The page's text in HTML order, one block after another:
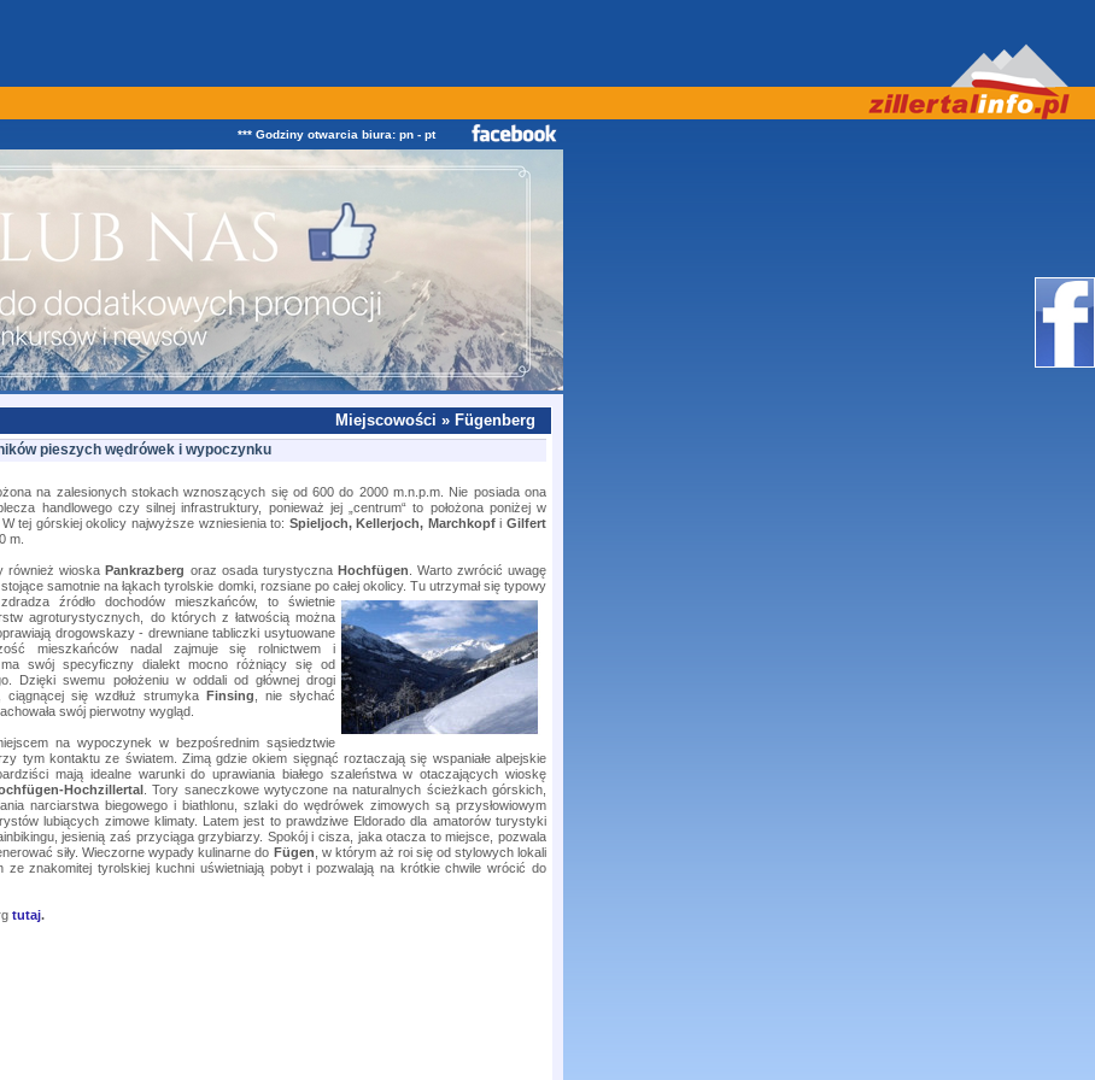
*** Godziny otwarcia biura: pn - pt w godz. od 08:00 do 16:00 ZAPRASZAMY! ***
Miejscowości » Fügenberg
pieszych wędrówek i wypoczynku
na zalesionych stokach wznoszących się od 600 do 2000 m.n.p.m. Nie posiada ona
handlowego czy silnej infrastruktury, ponieważ jej „centrum“ to położona poniżej w
. W tej górskiej okolicy najwyższe wzniesienia to: Spieljoch, Kellerjoch, MarchkopfiGilfert
m.
również wioskaPankrazberg oraz osada turystyczna Hochfügen . Warto zwrócić uwagę
samotnie na łąkach tyrolskie domki, rozsiane po całej okolicy. Tu utrzymał się typowy
źródło dochodów mieszkańców, to świetnie
agroturystycznych, do których z łatwością można
drogowskazy - drewniane tabliczki usytuowane
mieszkańców nadal zajmuje się rolnictwem i
ma swój specyficzny dialekt mocno różniący się od
Dzięki swemu położeniu w oddali od głównej drogi
ciągnącej się wzdłuż strumyka Finsing , nie słychać
swój pierwotny wygląd.
na wypoczynek w bezpośrednim sąsiedztwie
tym kontaktu ze światem. Zimą gdzie okiem sięgnąć roztaczają się wspaniałe alpejskie
mają idealne warunki do uprawiania białego szaleństwa w otaczających wioskę
Hochzillertal. Tory saneczkowe wytyczone na naturalnych ścieżkach górskich,
narciarstwa biegowego i biathlonu, szlaki do wędrówek zimowych są przysłowiowym
lubiących zimowe klimaty. Latem jest to prawdziwe Eldorado dla amatorów turystyki
jesienią zaś przyciąga grzybiarzy. Spokój i cisza, jaka otacza to miejsce, pozwala
siły. Wieczorne wypady kulinarne do Fügen , w którym aż roi się od stylowych lokali
ze znakomitej tyrolskiej kuchni uświetniają pobyt i pozwalają na krótkie chwile wrócić do
tutaj.